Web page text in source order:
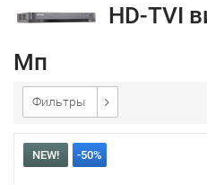
HD-TVI
Мп
Фильтры
NEW! -50%